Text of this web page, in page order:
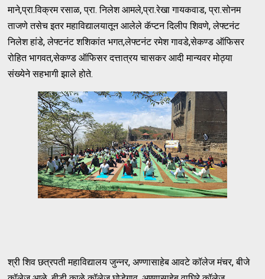
माने,प्रा.विक्रम रसाळ, प्रा. निलेश आमले,प्रा.रेखा गायकवाड, प्रा.सोनम
ताजणे तसेच इतर महाविद्यालयातून आलेले कॅप्टन दिलीप शिवणे, लेफ्टनंट
निलेश हांडे, लेफ्टनंट शशिकांत भगत,लेफ्टनंट रमेश गावडे,सेकण्ड ऑफिसर
रोहित भागवत,सेकण्ड ऑफिसर दत्तात्रय चासकर आदी मान्यवर मोठ्या
संख्येने सहभागी झाले होते.
श्री शिव छत्रपती महाविद्यालय जुन्नर, अण्णासाहेब आवटे कॉलेज मंचर, बीजे